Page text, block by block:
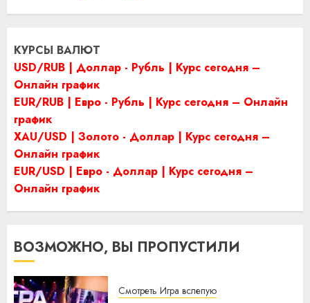
КУРСЫ ВАЛЮТ
USD/RUB | Доллар - Рубль | Курс сегодня –
Онлайн график
EUR/RUB | Евро - Рубль | Курс сегодня – Онлайн
график
XAU/USD | Золото - Доллар | Курс сегодня –
Онлайн график
EUR/USD | Евро - Доллар | Курс сегодня –
Онлайн график
ВОЗМОЖНО, ВЫ ПРОПУСТИЛИ
Смотреть Игра вслепую